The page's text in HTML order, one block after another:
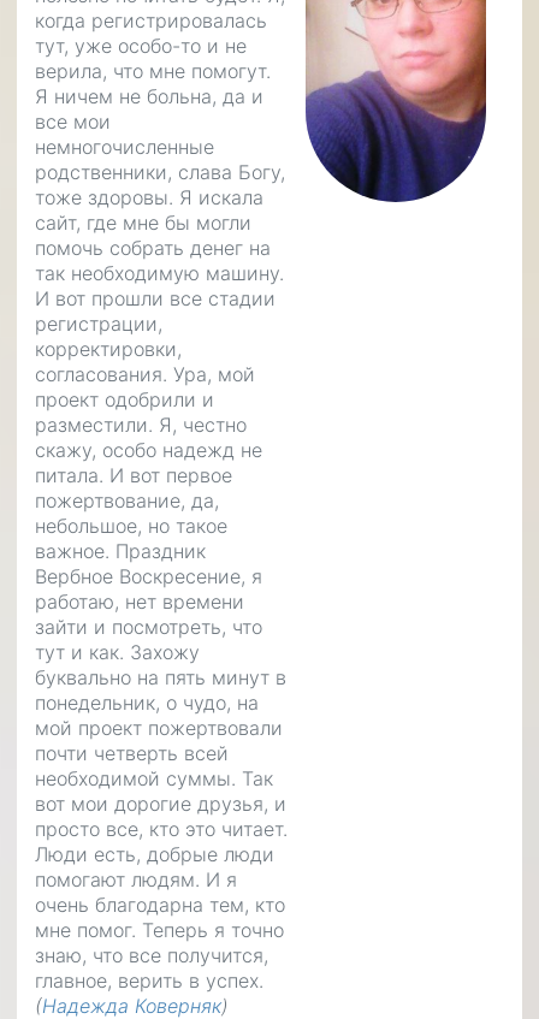
когда регистрировалась
тут, уже особо-то и не
верила, что мне помогут.
Я ничем не больна, да и
все мои
немногочисленные
родственники, слава Богу,
тоже здоровы. Я искала
сайт, где мне бы могли
помочь собрать денег на
так необходимую машину.
И вот прошли все стадии
регистрации,
корректировки,
согласования. Ура, мой
проект одобрили и
разместили. Я, честно
скажу, особо надежд не
питала. И вот первое
пожертвование, да,
небольшое, но такое
важное. Праздник
Вербное Воскресение, я
работаю, нет времени
зайти и посмотреть, что
тут и как. Захожу
буквально на пять минут в
понедельник, о чудо, на
мой проект пожертвовали
почти четверть всей
необходимой суммы. Так
вот мои дорогие друзья, и
просто все, кто это читает.
Люди есть, добрые люди
помогают людям. И я
очень благодарна тем, кто
мне помог. Теперь я точно
знаю, что все получится,
главное, верить в успех.
(Надежда Коверняк)